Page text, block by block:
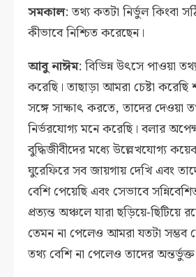
সমকাল: তথ্য কতটা নির্ভুল কিংবা
কীভাবে নিশ্চিত করেছেন।
আবু নাঈম: বিভিন্ন উৎসে পাওয়া
করেছি। তাছাড়া আমরা চেষ্টা
সঙ্গে সাক্ষাৎ করতে, তাদের দেওয়া
নির্ভরযোগ্য মনে করেছি। বলার
বুদ্ধিজীবীদের মধ্যে উল্লেখযোগ্য
ঘুরেফিরে সব জায়গায় দেখি এবং
বেশি পেয়েছি এবং সেভাবে
প্রত্যন্ত অঞ্চলে যারা ছড়িয়ে-ছিটিয়ে
তেমন না পেলেও আমরা যতটা সম্ভব
তথ্য বেশি না পেলেও তাদের